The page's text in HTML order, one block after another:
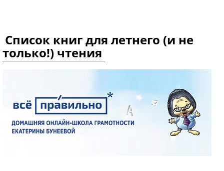
Список книг для летнего (и не
только!) чтения